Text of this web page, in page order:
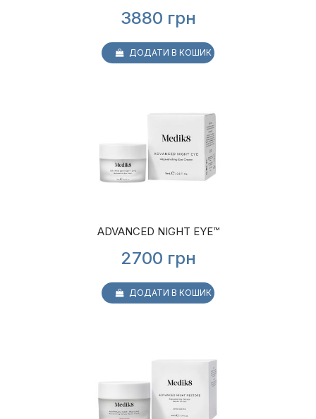
ДОДАТИ В КОШИК
3880 грн
ДОДАТИ В КОШИК
ADVANCED NIGHT EYE™
2700 грн